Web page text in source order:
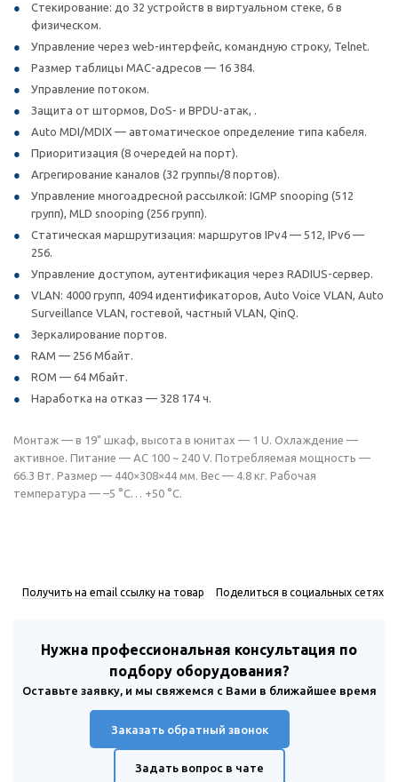
Стекирование: до 32 устройств в виртуальном стеке, 6 в
физическом.
Управление через web-интерфейс, командную строку, Telnet.
Размер таблицы MAC-адресов — 16 384.
Управление потоком.
Защита от штормов, DoS- и BPDU-атак, .
Auto MDI/MDIX — автоматическое определение типа кабеля.
Приоритизация (8 очередей на порт).
Агрегирование каналов (32 группы/8 портов).
Управление многоадресной рассылкой: IGMP snooping (512
групп), MLD snooping (256 групп).
Статическая маршрутизация: маршрутов IPv4 — 512, IPv6 —
256.
Управление доступом, аутентификация через RADIUS-сервер.
VLAN: 4000 групп, 4094 идентификаторов, Auto Voice VLAN, Auto
Surveillance VLAN, гостевой, частный VLAN, QinQ.
Зеркалирование портов.
RAM — 256 Мбайт.
ROM — 64 Мбайт.
Наработка на отказ — 328 174 ч.
Монтаж — в 19" шкаф, высота в юнитах — 1 U. Охлаждение —
активное. Питание — AC 100 ~ 240 V. Потребляемая мощность —
66.3 Вт. Размер — 440×308×44 мм. Вес — 4.8 кг. Рабочая
температура — –5 °C… +50 °C.
Получить на email ссылку на товар Поделиться в социальных сетях
Нужна профессиональная консультация по
подбору оборудования?
Оставьте заявку, и мы свяжемся с Вами в ближайшее время
Заказать обратный звонок
Задать вопрос в чате